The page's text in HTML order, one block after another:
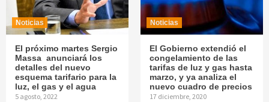
Noticias
El próximo martes Sergio
Massa anunciará los
detalles del nuevo
esquema tarifario para la
luz, el gas y el agua
5 agosto, 2022
Noticias
El Gobierno extendió el
congelamiento de las
tarifas de luz y gas hasta
marzo, y ya analiza el
nuevo cuadro de precios
17 diciembre, 2020